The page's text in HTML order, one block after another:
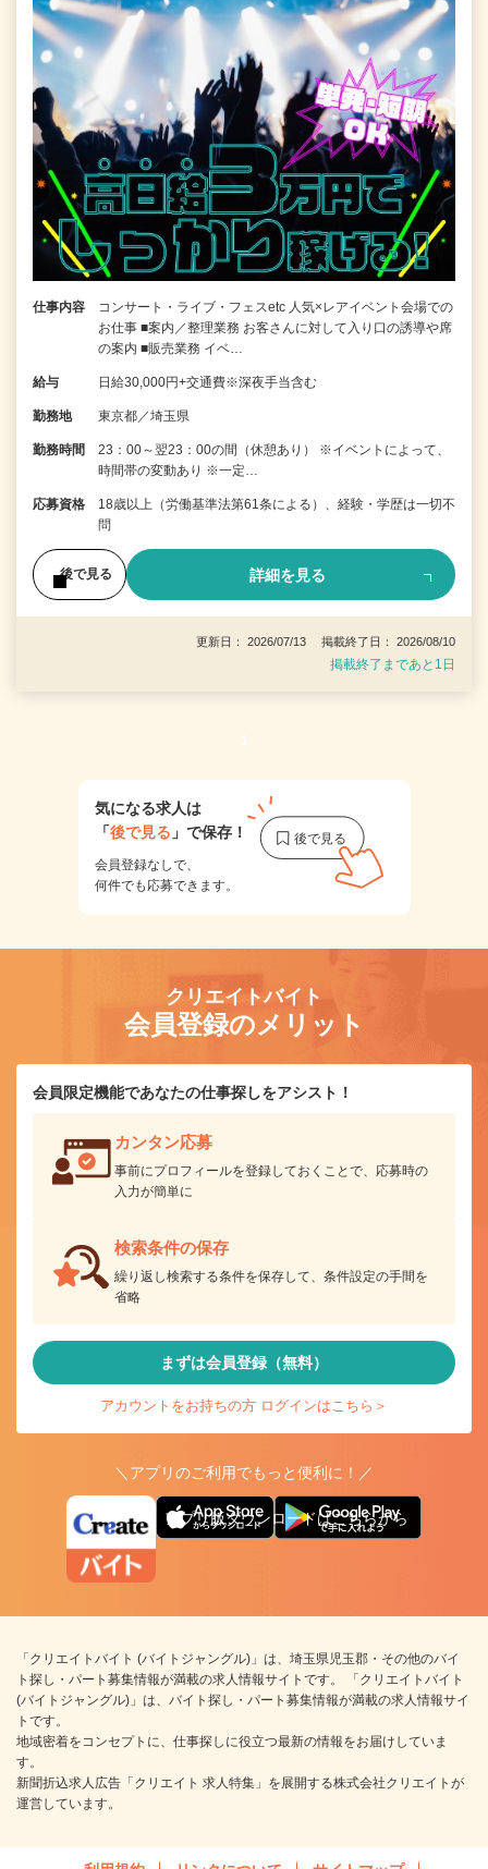
仕事内容
コンサート・ライブ・フェスetc 人気×レアイベント会場での
お仕事 ■案内／整理業務 お客さんに対して入り口の誘導や席
の案内 ■販売業務 イベ…
給与 日給30,000円+交通費※深夜手当含む
勤務地 東京都／埼玉県
勤務時間
23：00～翌23：00の間（休憩あり） ※イベントによって、
時間帯の変動あり ※一定…
応募資格
18歳以上（労働基準法第61条による）、経験・学歴は一切不
問
後で見る 詳細を見る
更新日： 2026/07/13 掲載終了日： 2026/08/10
掲載終了まであと1日
1
気になる求人は
「後で見る 」で保存！
会員登録なしで、
何件でも応募できます。
クリエイトバイト
会員登録のメリット
会員限定機能であなたの仕事探しをアシスト！
カンタン応募
事前にプロフィールを登録しておくことで、応募時の
入力が簡単に
検索条件の保存
繰り返し検索する条件を保存して、条件設定の手間を
省略
まずは会員登録（無料）
アカウントをお持ちの方 ログインはこちら＞
＼アプリのご利用でもっと便利に！／
アプリ版ダウンロードはこちらから
「クリエイトバイト (バイトジャングル)」は、埼玉県児玉郡・その他のバイ
ト探し・パート募集情報が満載の求人情報サイトです。 「クリエイトバイト
(バイトジャングル)」は、バイト探し・パート募集情報が満載の求人情報サイ
トです。
地域密着をコンセプトに、仕事探しに役立つ最新の情報をお届けしていま
す。
新聞折込求人広告「クリエイト 求人特集」を展開する株式会社クリエイトが
運営しています。